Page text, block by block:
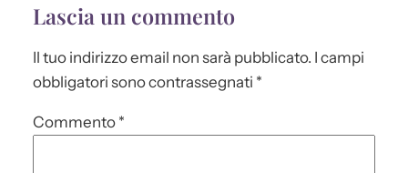
Lascia un commento
Il tuo indirizzo email non sarà pubblicato. I campi
obbligatori sono contrassegnati *
Commento *